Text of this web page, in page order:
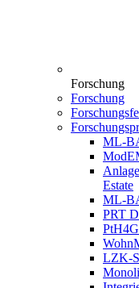
Forschung
Forschung
ML-
Estate
ML-
PRT
LZK-